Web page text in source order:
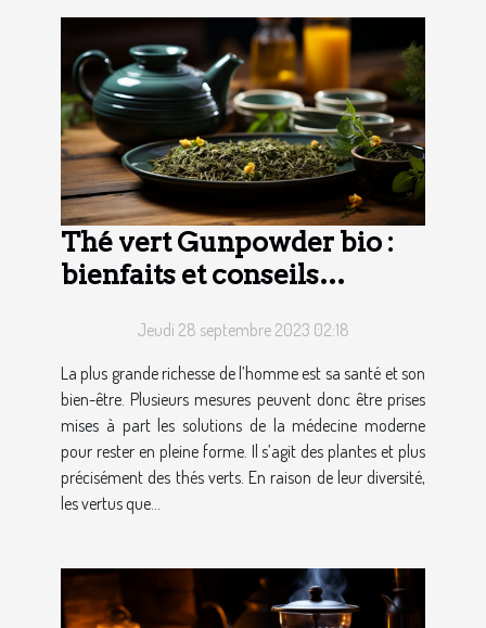
Thé vert Gunpowder bio :
bienfaits et conseils
Jeudi 28 septembre 2023 02:18
La plus grande richesse de l’homme est sa santé et son
bien-être. Plusieurs mesures peuvent donc être prises
mises à part les solutions de la médecine moderne
pour rester en pleine forme. Il s’agit des plantes et plus
précisément des thés verts. En raison de leur diversité,
les vertus que...